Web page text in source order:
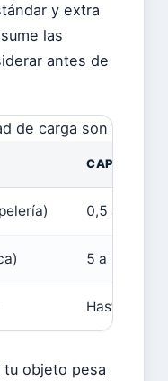
y extra
las
antes de
de carga son el
CAPACIDAD
0,5 a 1 kg
5 a 11 kg
Hasta 1 kg,
tu objeto pesa